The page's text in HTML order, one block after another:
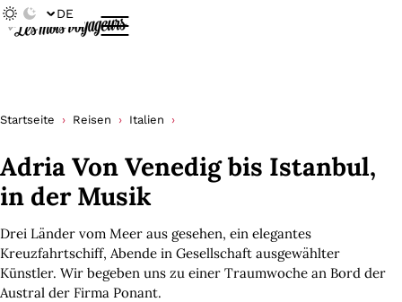
DE
Startseite Reisen Italien
Adria Von Venedig bis Istanbul,
in der Musik
Drei Länder vom Meer aus gesehen, ein elegantes
Kreuzfahrtschiff, Abende in Gesellschaft ausgewählter
Künstler. Wir begeben uns zu einer Traumwoche an Bord der
Austral der Firma Ponant.